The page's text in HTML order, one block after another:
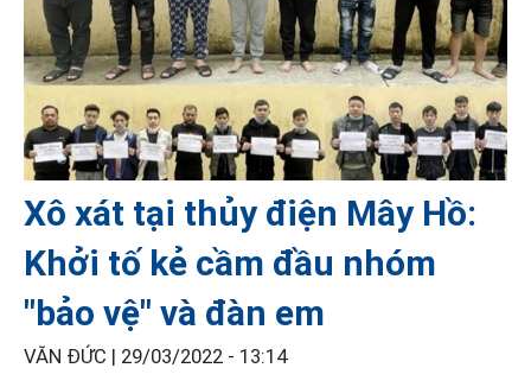
Xô xát tại thủy điện Mây Hồ:
Khởi tố kẻ cầm đầu nhóm
"bảo vệ" và đàn em
VĂN ĐỨC | 29/03/2022 - 13:14